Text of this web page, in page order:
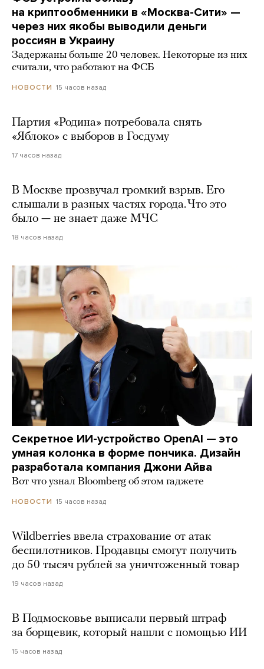
на криптообменники в «Москва-Сити» —
через них якобы выводили деньги
россиян в Украину
Задержаны больше 20 человек. Некоторые из них
считали, что работают на ФСБ
НОВОСТИ 15 часов назад
Партия «Родина» потребовала снять
«Яблоко» с выборов в Госдуму
17 часов назад
В Москве прозвучал громкий взрыв. Его
слышали в разных частях города. Что это
было — не знает даже МЧС
18 часов назад
Секретное ИИ-устройство OpenAI — это
умная колонка в форме пончика. Дизайн
разработала компания Джони Айва
Вот что узнал Bloomberg об этом гаджете
НОВОСТИ 15 часов назад
Wildberries ввела страхование от атак
беспилотников. Продавцы смогут получить
до 50 тысяч рублей за уничтоженный товар
19 часов назад
В Подмосковье выписали первый штраф
за борщевик, который нашли с помощью ИИ
15 часов назад